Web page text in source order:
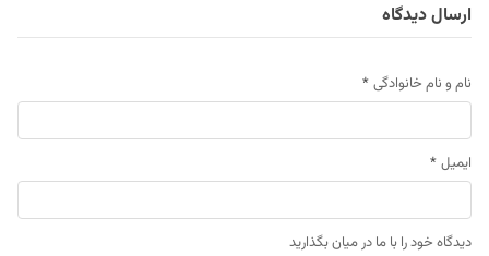
ارسال دیدگاه
نام و نام خانوادگی *
ایمیل *
دیدگاه خود را با ما در میان بگذارید